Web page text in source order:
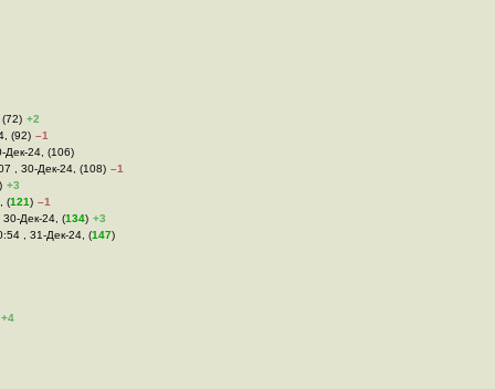
+2
(92) –1
Дек-24, (106)
, 30-Дек-24, (108) –1
+3
(121) –1
Дек-24, (134) +3
, 31-Дек-24, (147)
+4